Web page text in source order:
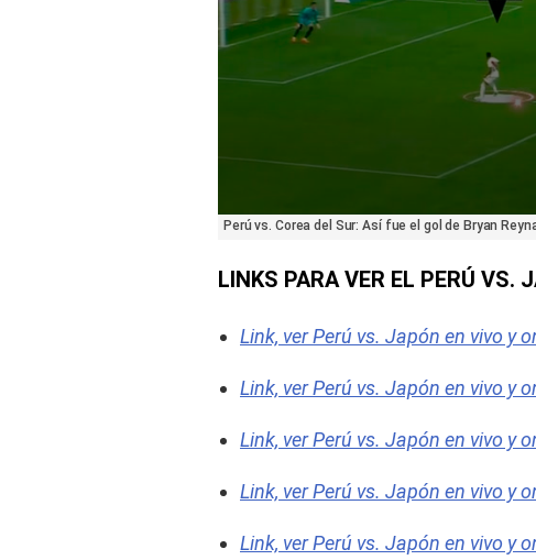
0
23
seconds Volume
Perú vs. Corea del Sur: Así fue el gol de Bryan
LINKS PARA VER EL PERÚ VS.
Link, ver Perú vs. Japón en vivo y
Link, ver Perú vs. Japón en vivo y
Link, ver Perú vs. Japón en vivo y
Link, ver Perú vs. Japón en vivo y
Link, ver Perú vs. Japón en vivo y